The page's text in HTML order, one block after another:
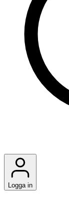
Logga in